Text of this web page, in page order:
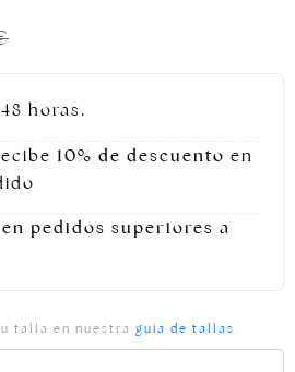
horas.
10% de descuento en
en pedidos superiores a
talla en nuestra guía de tallas